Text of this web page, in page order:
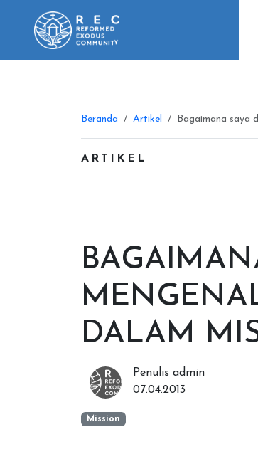
Beranda Artikel Bagaimana saya
ARTIKEL
DALAM
Penulis admin
07.04.2013
Mission